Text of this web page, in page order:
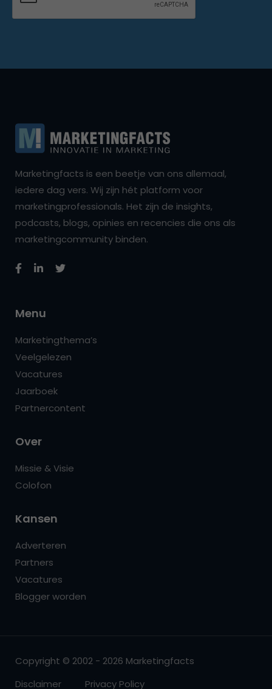
Marketingfacts is een beetje van ons allemaal,
iedere dag vers. Wij zijn hét platform voor
marketingprofessionals. Het zijn de insights,
podcasts, blogs, opinies en recencies die ons als
marketingcommunity binden.
Menu
Marketingthema’s
Veelgelezen
Vacatures
Jaarboek
Partnercontent
Over
Missie & Visie
Colofon
Kansen
Adverteren
Partners
Vacatures
Blogger worden
Copyright © 2002 - 2026 Marketingfacts
Disclaimer
Privacy Policy